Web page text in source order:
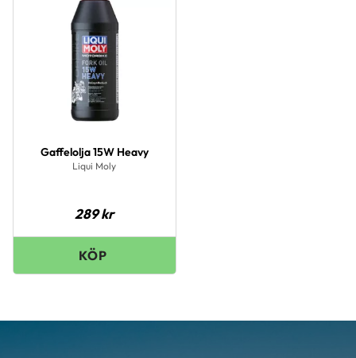
Gaffelolja 15W Heavy
Liqui Moly
289kr